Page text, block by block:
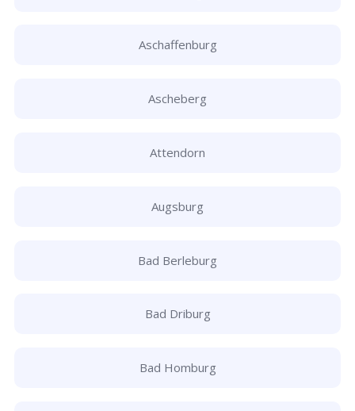
Aschaffenburg
Ascheberg
Attendorn
Augsburg
Bad Berleburg
Bad Driburg
Bad Homburg